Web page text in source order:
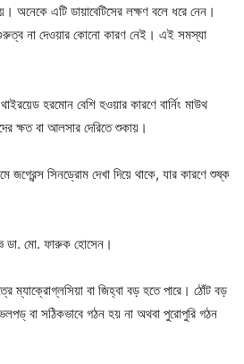
অনেকে এটি ডায়াবেটিসের লক্ষণ বলে ধরে নেন।
গুরুত্ব না দেওয়ার কোনো কারণ নেই। এই সমস্যা
হরমোন বেশি হওয়ার কারণে বার্নিং মাউথ
ক্ষত বা আলসার দেরিতে শুকায়।
জগ্রেন্স সিনড্রোম দেখা দিয়ে থাকে, যার কারণে শুষ্ক
ডা. মো. ফারুক হোসেন।
ম্যাক্রোগ্লসিয়া বা জিহ্বা বড় হতে পারে। ঠোঁট বড়
বা সঠিকভাবে গঠন হয় না অথবা পুরোপুরি গঠন